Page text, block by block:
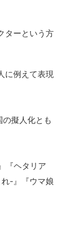
ターという方
に例えて表現
の擬人化とも
『ヘタリア
-』『ウマ娘